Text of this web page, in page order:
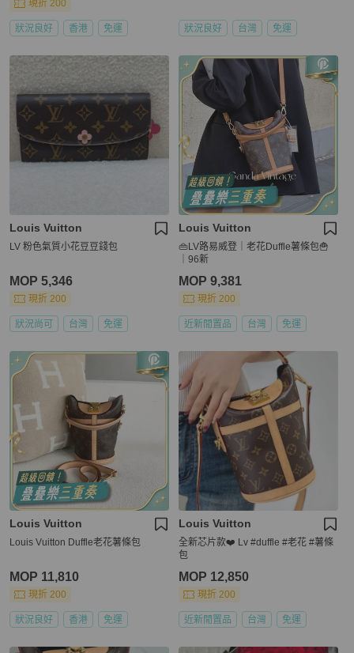
現折 200
狀況良好 香港 免運 狀況良好 台灣 免運
Louis Vuitton
LV 粉色氣質小花豆豆錢包
MOP 5,346
現折 200
狀況尚可 台灣 免運
Louis Vuitton
👜LV路易威登｜老花Duffle薯條包🍟
｜96新
MOP 9,381
現折 200
近新閒置品 台灣 免運
Louis Vuitton
Louis Vuitton Duffle老花薯條包
MOP 11,810
現折 200
狀況良好 香港 免運
Louis Vuitton
全新芯片款❤️ Lv #duffle #老花 #薯條
包
MOP 12,850
現折 200
近新閒置品 台灣 免運